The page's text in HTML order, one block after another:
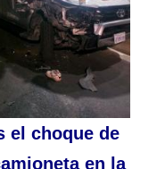
el choque de
en la